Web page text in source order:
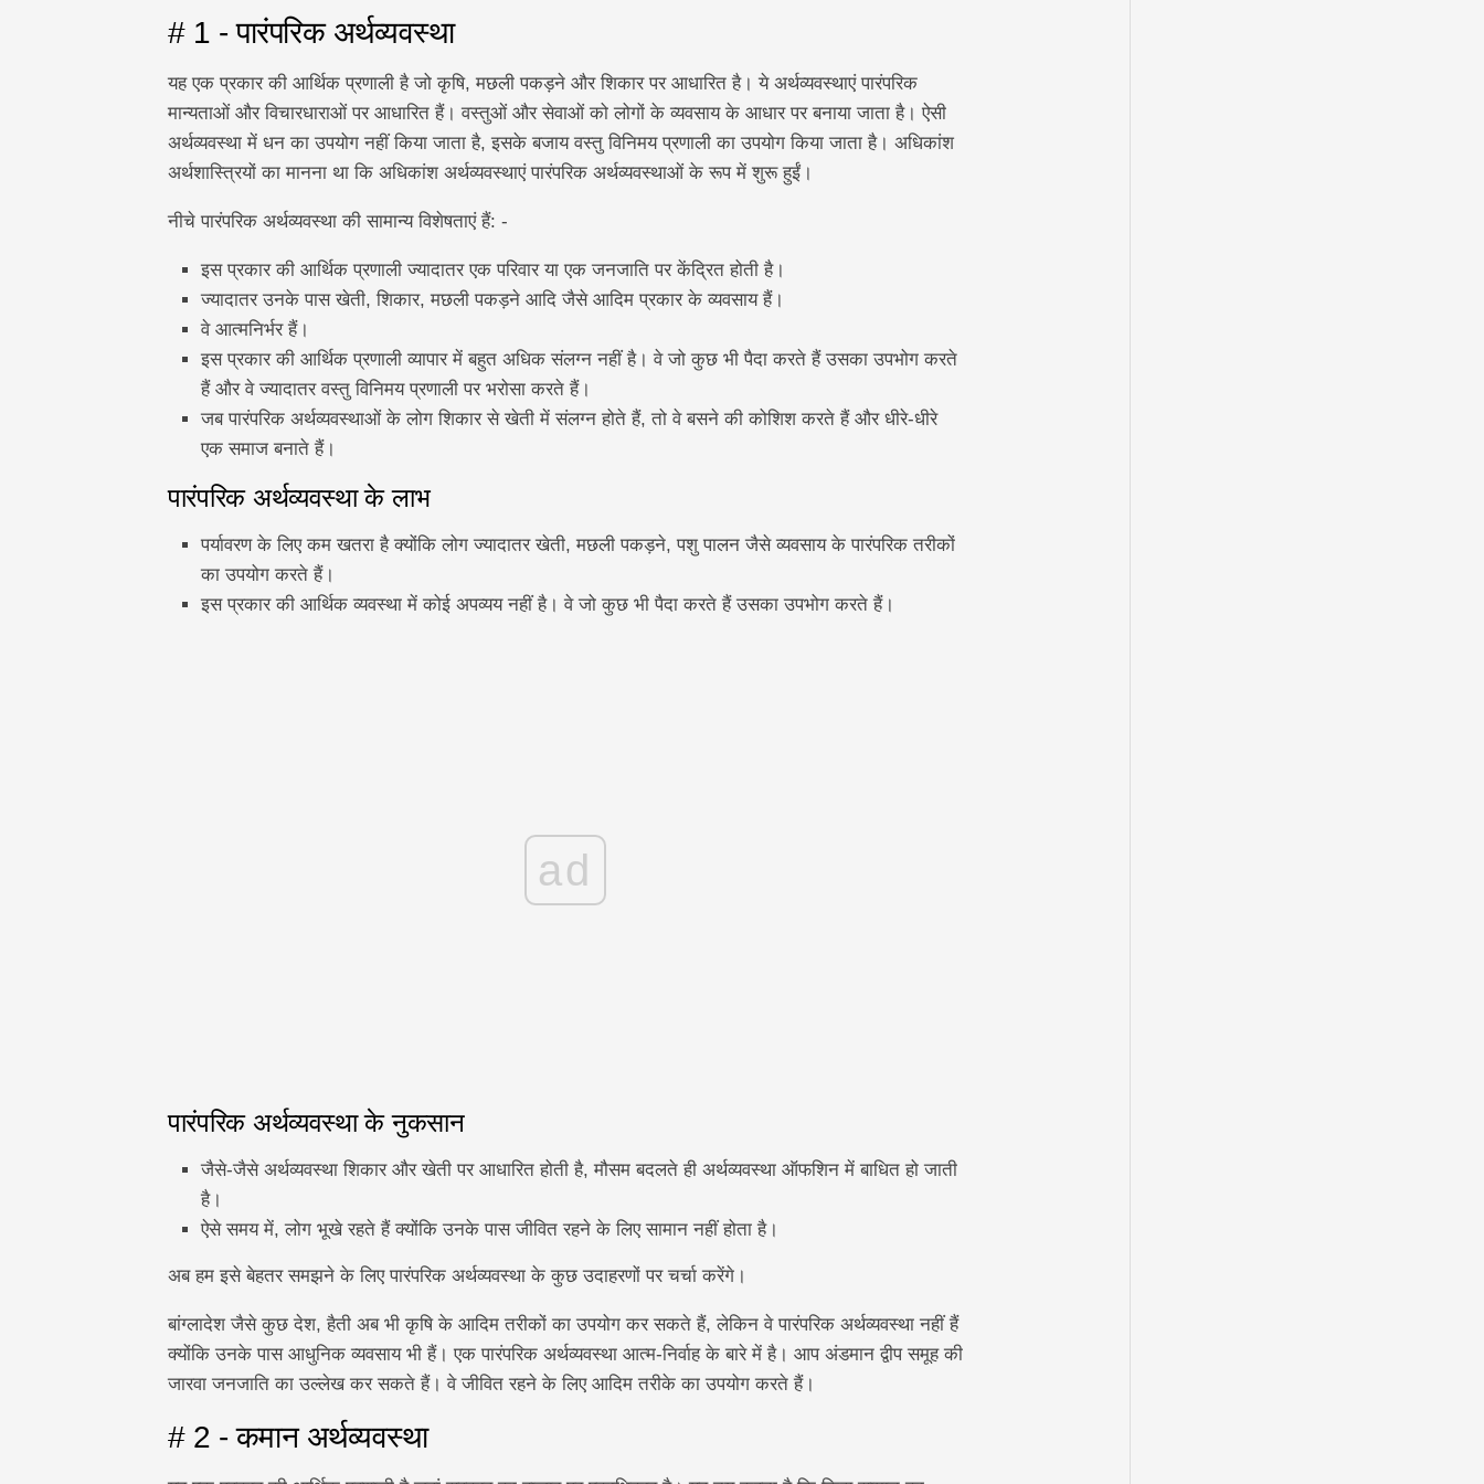
# 1 - पारंपरिक अर्थव्यवस्था
यह एक प्रकार की आर्थिक प्रणाली है जो कृषि, मछली पकड़ने और शिकार पर आधारित है। ये अर्थव्यवस्थाएं पारंपरिक
मान्यताओं और विचारधाराओं पर आधारित हैं। वस्तुओं और सेवाओं को लोगों के व्यवसाय के आधार पर बनाया जाता है। ऐसी
अर्थव्यवस्था में धन का उपयोग नहीं किया जाता है, इसके बजाय वस्तु विनिमय प्रणाली का उपयोग किया जाता है। अधिकांश
अर्थशास्त्रियों का मानना ​​था कि अधिकांश अर्थव्यवस्थाएं पारंपरिक अर्थव्यवस्थाओं के रूप में शुरू हुईं।
नीचे पारंपरिक अर्थव्यवस्था की सामान्य विशेषताएं हैं: -
इस प्रकार की आर्थिक प्रणाली ज्यादातर एक परिवार या एक जनजाति पर केंद्रित होती है।
ज्यादातर उनके पास खेती, शिकार, मछली पकड़ने आदि जैसे आदिम प्रकार के व्यवसाय हैं।
वे आत्मनिर्भर हैं।
इस प्रकार की आर्थिक प्रणाली व्यापार में बहुत अधिक संलग्न नहीं है। वे जो कुछ भी पैदा करते हैं उसका उपभोग करते
हैं और वे ज्यादातर वस्तु विनिमय प्रणाली पर भरोसा करते हैं।
जब पारंपरिक अर्थव्यवस्थाओं के लोग शिकार से खेती में संलग्न होते हैं, तो वे बसने की कोशिश करते हैं और धीरे-धीरे
एक समाज बनाते हैं।
पारंपरिक अर्थव्यवस्था के लाभ
पर्यावरण के लिए कम खतरा है क्योंकि लोग ज्यादातर खेती, मछली पकड़ने, पशु पालन जैसे व्यवसाय के पारंपरिक तरीकों
का उपयोग करते हैं।
इस प्रकार की आर्थिक व्यवस्था में कोई अपव्यय नहीं है। वे जो कुछ भी पैदा करते हैं उसका उपभोग करते हैं।
ad
पारंपरिक अर्थव्यवस्था के नुकसान
जैसे-जैसे अर्थव्यवस्था शिकार और खेती पर आधारित होती है, मौसम बदलते ही अर्थव्यवस्था ऑफशिन में बाधित हो जाती
है।
ऐसे समय में, लोग भूखे रहते हैं क्योंकि उनके पास जीवित रहने के लिए सामान नहीं होता है।
अब हम इसे बेहतर समझने के लिए पारंपरिक अर्थव्यवस्था के कुछ उदाहरणों पर चर्चा करेंगे।
बांग्लादेश जैसे कुछ देश, हैती अब भी कृषि के आदिम तरीकों का उपयोग कर सकते हैं, लेकिन वे पारंपरिक अर्थव्यवस्था नहीं हैं
क्योंकि उनके पास आधुनिक व्यवसाय भी हैं। एक पारंपरिक अर्थव्यवस्था आत्म-निर्वाह के बारे में है। आप अंडमान द्वीप समूह की
जारवा जनजाति का उल्लेख कर सकते हैं। वे जीवित रहने के लिए आदिम तरीके का उपयोग करते हैं।
# 2 - कमान अर्थव्यवस्था